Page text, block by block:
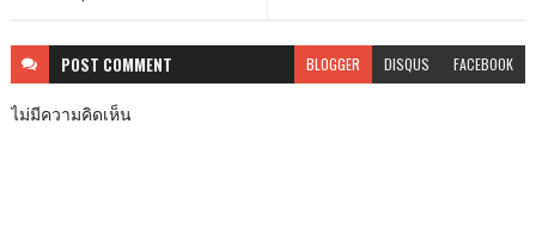
POST COMMENT BLOGGER DISQUS FACEBOOK
ไม่มีความคิดเห็น